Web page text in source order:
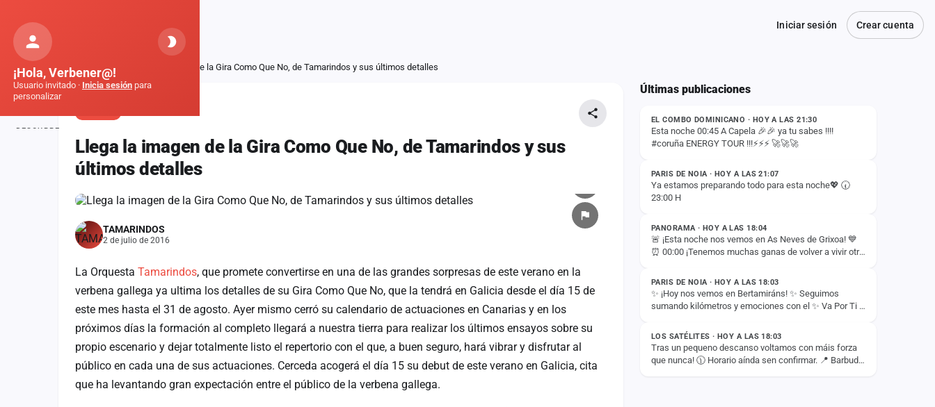
Iniciar sesión Crear cuenta
Inicio Noticias Llega la imagen de la Gira Como Que No, de Tamarindos y sus últimos detalles
Llega la imagen de la Gira Como Que No, de Tamarindos y sus
últimos detalles
TAMARINDOS
2 de julio de 2016
La Orquesta Tamarindos, que promete convertirse en una de las grandes sorpresas de este verano en la
verbena gallega ya ultima los detalles de su Gira Como Que No, que la tendrá en Galicia desde el día 15 de
este mes hasta el 31 de agosto. Ayer mismo cerró su calendario de actuaciones en Canarias y en los
próximos días la formación al completo llegará a nuestra tierra para realizar los últimos ensayos sobre su
propio escenario y dejar totalmente listo el repertorio con el que, a buen seguro, hará vibrar y disfrutar al
público en cada una de sus actuaciones. Cerceda acogerá el día 15 su debut de este verano en Galicia, cita
que ha levantando gran expectación entre el público de la verbena gallega.
Últimas publicaciones
ESTADO
EL COMBO DOMINICANO · HOY A LAS 21:30
Esta noche 00:45 A Capela 🎉🎉 ya tu sabes !!!!
#coruña ENERGY TOUR !!!⚡️⚡️⚡️ 🚀🚀🚀
ESTADO
PARIS DE NOIA · HOY A LAS 21:07
Ya estamos preparando todo para esta noche💖 🕢
23:00 H
ESTADO
PANORAMA · HOY A LAS 18:04
🚨 ¡Esta noche nos vemos en As Neves de Grixoa! 💙
⏰ 00:00 ¡Tenemos muchas ganas de volver a vivir otra
ESTADO
PARIS DE NOIA · HOY A LAS 18:03
✨ ¡Hoy nos vemos en Bertamiráns! ✨ Seguimos
sumando kilómetros y emociones con el ✨ Va Por Ti -
juntos de un…
ESTADO
LOS SATÉLITES · HOY A LAS 18:03
Tras un pequeno descanso voltamos con máis forza
que nunca! 🕦 Horario aínda sen confirmar. 📍 Barbudo,
¡Hola, Verbener@!
Usuario invitado · Inicia sesión para
personalizar
DESCUBRE
Mapa de fiestas
Componentes